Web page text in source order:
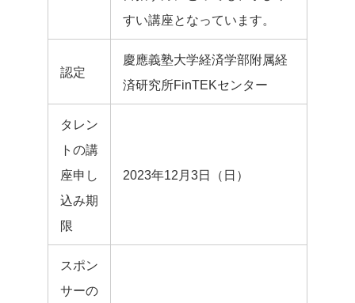
すい講座となっています。
認定
慶應義塾大学経済学部附属経
済研究所FinTEKセンター
タレン
トの講
座申し
込み期
限
2023年12月3日（日）
スポン
サーの